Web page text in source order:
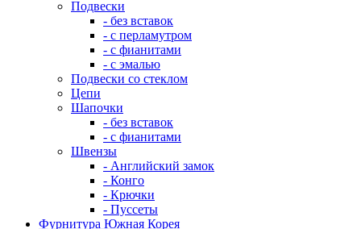
Подвески
- без вставок
- с перламутром
- с фианитами
- с эмалью
Подвески со стеклом
Цепи
Шапочки
- без вставок
- с фианитами
Швензы
- Английский замок
- Конго
- Крючки
- Пуссеты
Фурнитура Южная Корея